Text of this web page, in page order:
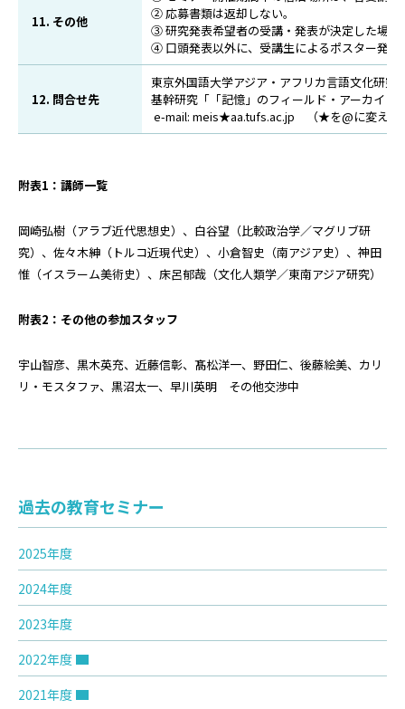
11. その他
② 応募書類は返却しない。
③ 研究発表希望者の受講・発表が決定した場
④ 口頭発表以外に、受講生によるポスター発
12. 問合せ先
東京外国語大学アジア・アフリカ言語文化研究
基幹研究「「記憶」のフィールド・アーカイビ
e-mail: meis★aa.tufs.ac.jp （★を@に変えて
附表1：講師一覧
岡崎弘樹（アラブ近代思想史）、白谷望（比較政治学／マグリブ研
究）、佐々木紳（トルコ近現代史）、小倉智史（南アジア史）、神田
惟（イスラーム美術史）、床呂郁哉（文化人類学／東南アジア研究）
附表2：その他の参加スタッフ
宇山智彦、黒木英充、近藤信彰、髙松洋一、野田仁、後藤絵美、カリ
リ・モスタファ、黒沼太一、早川英明 その他交渉中
過去の教育セミナー
2025年度
2024年度
2023年度
2022年度
2021年度